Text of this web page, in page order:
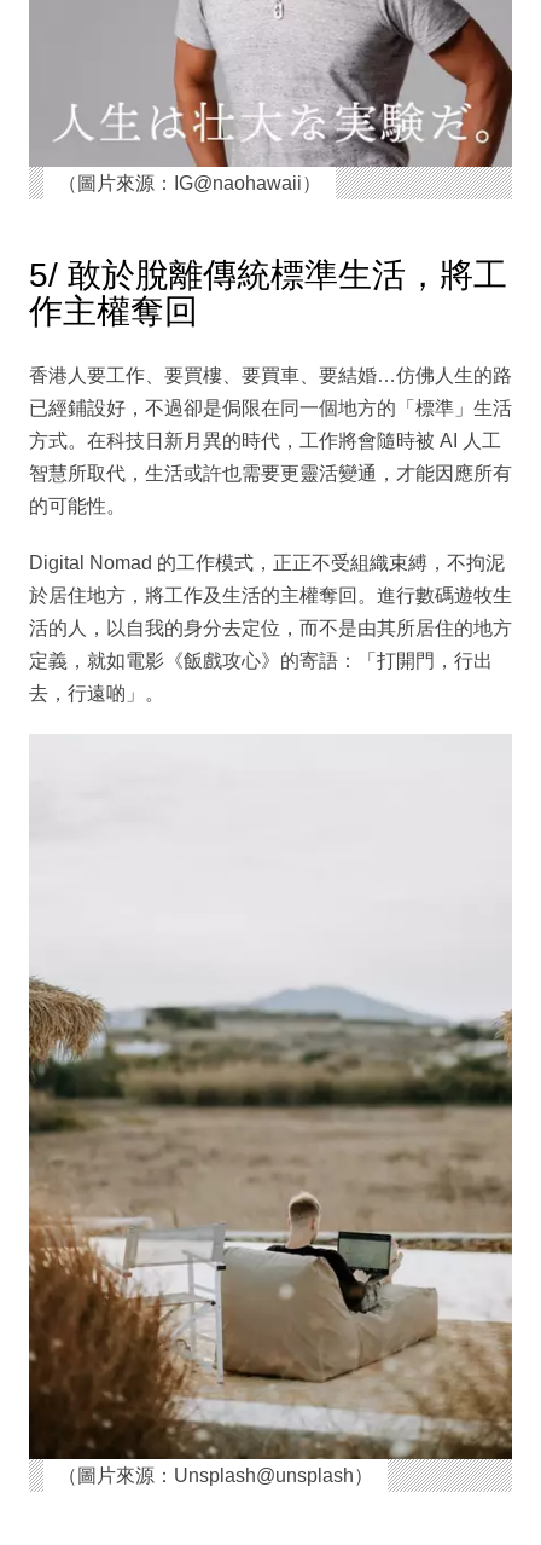
（圖片來源：IG@naohawaii）
5/ 敢於脫離傳統標準生活，將工
作主權奪回
香港人要工作、要買樓、要買車、要結婚…仿佛人生的路
已經鋪設好，不過卻是侷限在同一個地方的「標準」生活
方式。在科技日新月異的時代，工作將會隨時被 AI 人工
智慧所取代，生活或許也需要更靈活變通，才能因應所有
的可能性。
Digital Nomad 的工作模式，正正不受組織束縛，不拘泥
於居住地方，將工作及生活的主權奪回。進行數碼遊牧生
活的人，以自我的身分去定位，而不是由其所居住的地方
定義，就如電影《飯戲攻心》的寄語：「打開門，行出
去，行遠啲」。
（圖片來源：Unsplash@unsplash）